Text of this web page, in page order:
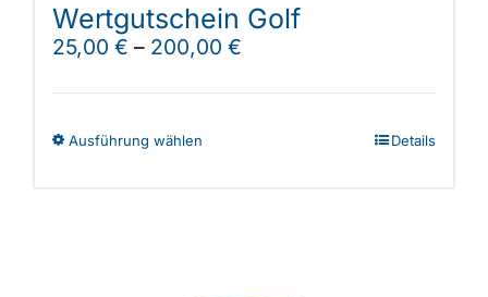
Wertgutschein Golf
25,00 € – 200,00 €
Ausführung wählen Details